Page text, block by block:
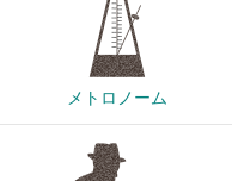
メトロノーム